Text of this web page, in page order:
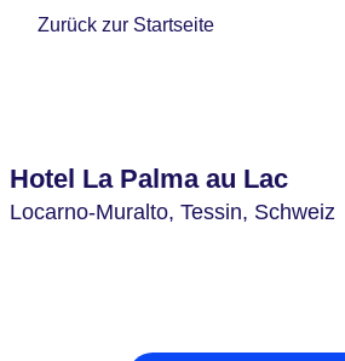
Zurück zur Startseite
Hotel La Palma au Lac
Locarno-Muralto, Tessin, Schweiz